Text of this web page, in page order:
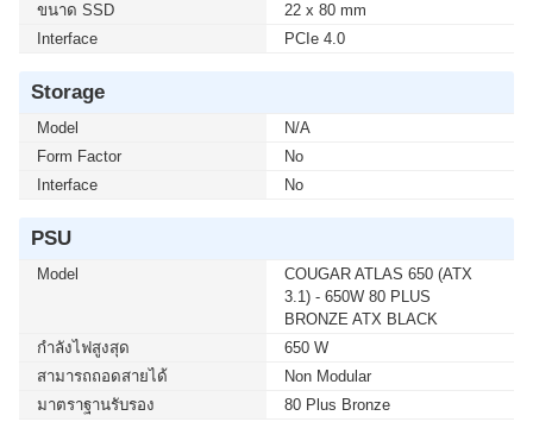
ขนาด SSD
22 x 80 mm
Interface
PCIe 4.0
Storage
Model
N/A
Form Factor
No
Interface
No
PSU
Model
COUGAR ATLAS 650 (ATX
3.1) - 650W 80 PLUS
BRONZE ATX BLACK
กำลังไฟสูงสุด
650 W
สามารถถอดสายได้
Non Modular
มาตราฐานรับรอง
80 Plus Bronze